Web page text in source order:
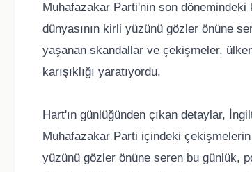
Muhafazakar Parti'nin son dönemindeki
dünyasının kirli yüzünü gözler önüne
yaşanan skandallar ve çekişmeler,
karışıklığı yaratıyordu.
Hart'ın günlüğünden çıkan detaylar,
Muhafazakar Parti içindeki
yüzünü gözler önüne seren bu günlük,